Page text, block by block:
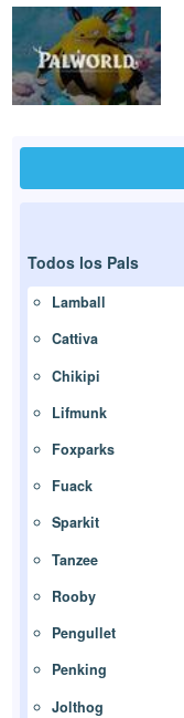
Todos los Pals
Lamball
Cattiva
Chikipi
Lifmunk
Foxparks
Fuack
Sparkit
Tanzee
Rooby
Pengullet
Penking
Jolthog